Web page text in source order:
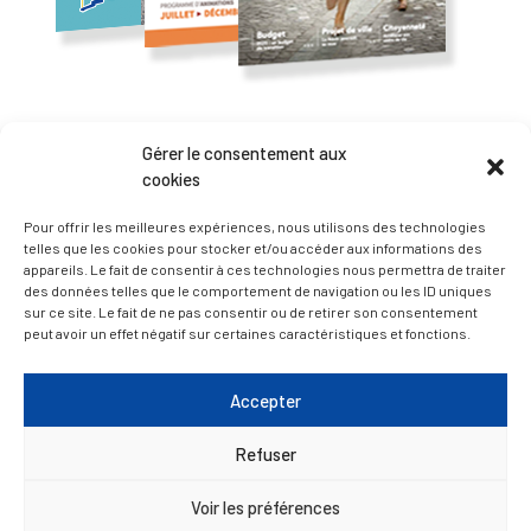
Gérer le consentement aux
cookies
Pour offrir les meilleures expériences, nous utilisons des technologies
telles que les cookies pour stocker et/ou accéder aux informations des
appareils. Le fait de consentir à ces technologies nous permettra de traiter
des données telles que le comportement de navigation ou les ID uniques
sur ce site. Le fait de ne pas consentir ou de retirer son consentement
peut avoir un effet négatif sur certaines caractéristiques et fonctions.
Accepter
Refuser
Voir les préférences
— Découvrir et visiter